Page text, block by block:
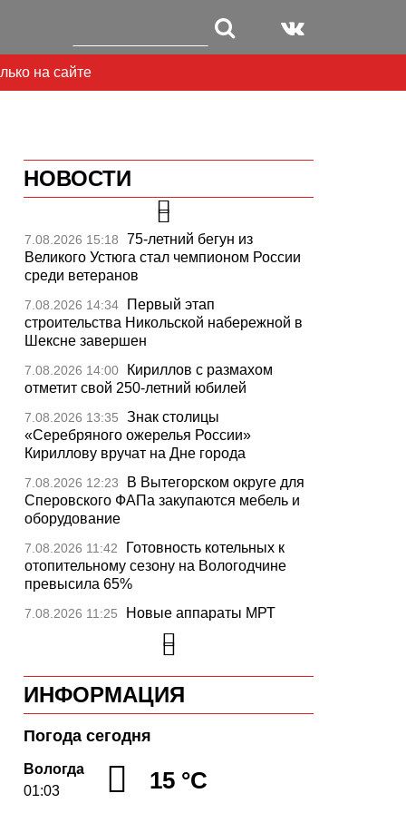
на сайте
НОВОСТИ
7.08.2026 15:18
75-летний бегун из
Великого Устюга стал чемпионом России
среди ветеранов
7.08.2026 14:34
Первый этап
строительства Никольской набережной в
Шексне завершен
7.08.2026 14:00
Кириллов с размахом
отметит свой 250-летний юбилей
7.08.2026 13:35
Знак столицы
«Серебряного ожерелья России»
Кириллову вручат на Дне города
7.08.2026 12:23
В Вытегорском округе для
Сперовского ФАПа закупаются мебель и
оборудование
7.08.2026 11:42
Готовность котельных к
отопительному сезону на Вологодчине
превысила 65%
7.08.2026 11:25
Новые аппараты МРТ
установят в двух медучреждениях
Вологодской области
7.08.2026 10:41 В Устюжне отметят 774-
летие города фестивалем кузнечного
мастерства
7.08.2026 10:18 Вологодская область
уверенно шагает в цифровое будущее
7.08.2026 09:49
На Вологодчине подвели
ИНФОРМАЦИЯ
Погода сегодня
Вологда
01:03
15 °C